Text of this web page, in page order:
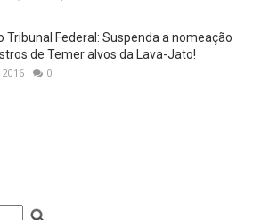
Tribunal Federal: Suspenda a nomeação
de Temer alvos da Lava-Jato!
2016 0